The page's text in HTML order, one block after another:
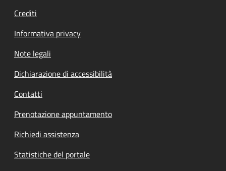
Crediti
Informativa privacy
Note legali
Dichiarazione di accessibilità
Contatti
Prenotazione appuntamento
Richiedi assistenza
Statistiche del portale